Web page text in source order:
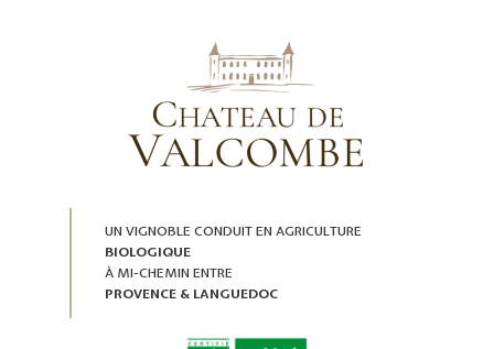
UN VIGNOBLE CONDUIT EN AGRICULTURE
BIOLOGIQUE
À MI-CHEMIN ENTRE
PROVENCE & LANGUEDOC